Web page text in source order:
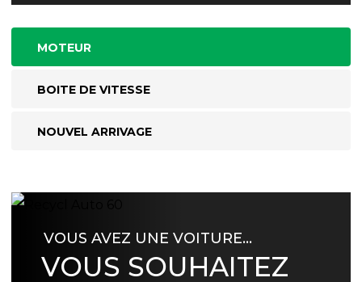
MOTEUR
BOITE DE VITESSE
NOUVEL ARRIVAGE
VOUS AVEZ UNE VOITURE…
VOUS SOUHAITEZ